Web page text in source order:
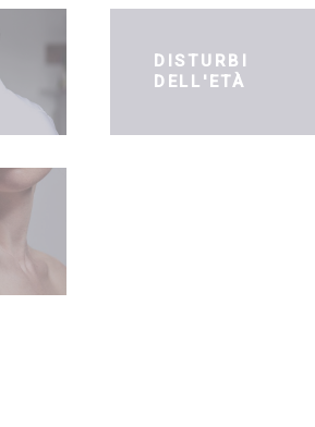
DISTURBI
DELL'ETÀ